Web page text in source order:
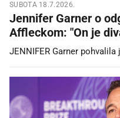
SUBOTA 18.7.2026.
Jennifer Garner o
Affleckom: "On je
JENNIFER Garner